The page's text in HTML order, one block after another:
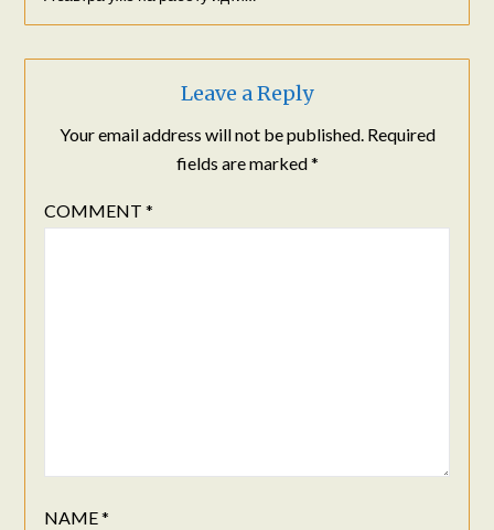
Leave a Reply
Your email address will not be published. Required
fields are marked*
COMMENT *
NAME*